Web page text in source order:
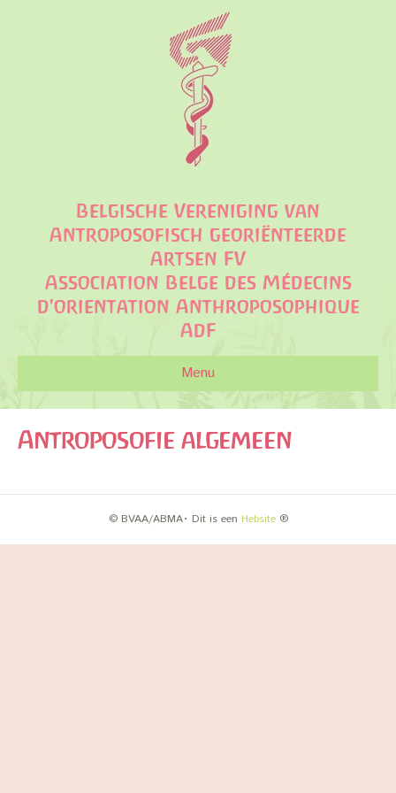
Belgische Vereniging van
Antroposofisch georiënteerde
Artsen FV
Association Belge des Médecins
d'orientation Anthroposophique
AdF
Menu
Antroposofie algemeen
© BVAA/ABMA• Dit is een Hebsite®